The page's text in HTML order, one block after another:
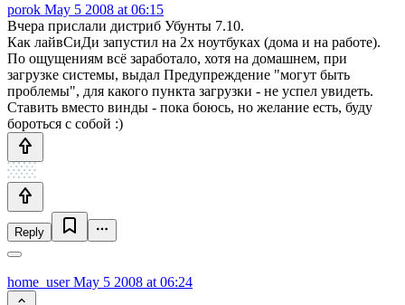
porok May 5 2008 at 06:15
Вчера прислали дистриб Убунты 7.10.
Как лайвСиДи запустил на 2х ноутбуках (дома и на работе).
По ощущениям всё заработало, хотя на домашнем, при
загрузке системы, выдал Предупреждение "могут быть
проблемы", для какого пункта загрузки - не успел увидеть.
Ставить вместо винды - пока боюсь, но желание есть, буду
бороться с собой :)
Reply
home_userMay 5 2008 at 06:24